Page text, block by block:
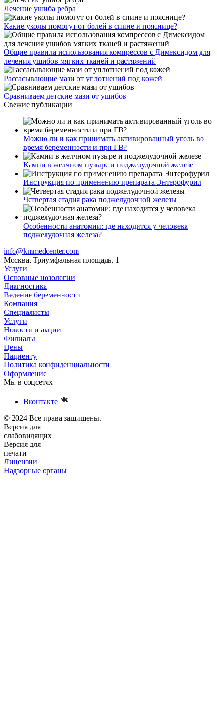
Лечение ушиба ребра
Какие уколы помогут от болей в спине и пояснице?
Общие правила использования компрессов с Димексидом для
лечения ушибов мягких тканей и растяжений
Рассасывающие мази от уплотнений под кожей
Сравниваем детские мази от ушибов
Свежие публикации
Можно ли и как принимать активированный уголь во
время беременности и при ГВ?
Камни в желчном пузыре и поджелудочной железе
Инструкция по применению препарата Энтерофурил
Четвертая стадия рака поджелудочной железы
Особенности анатомии: где находится у человека
поджелудочная железа?
info@kmmedcenter.com
Москва, Триумфальная площадь, 1
Услуги
Основные нозологии
Диагностика
Ведение беременности
Компания
Специалисты
Услуги
Новости и акции
Филиалы
Цены
Пациенту
Политика конфиденциальности
Оформление
Мы в соцсетях
Вконтакте
© 2024 Все права защищены.
Версия для
слабовидящих
Версия для
печати
Лицензии
Надзорные органы